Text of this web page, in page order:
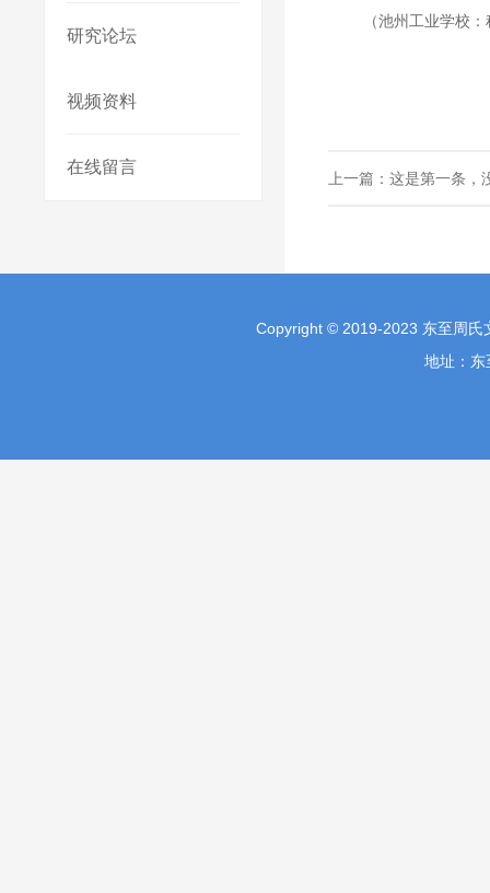
研究论坛
视频资料
在线留言
（池州工业学校：
上一篇： 这是第一条，
Copyright © 2019-2023 东至周
地址：